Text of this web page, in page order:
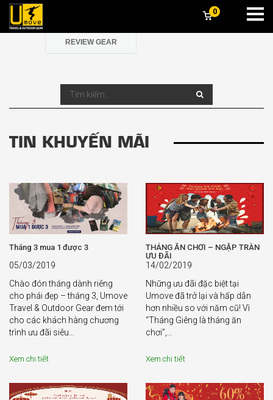
0
TIN HOẠT ĐỘNG
REVIEW GEAR
TIN KHUYẾN MÃI
Tháng 3 mua 1 được 3
05/03/2019
Chào đón tháng dành riêng
cho phái đẹp – tháng 3, Umove
Travel & Outdoor Gear đem tới
cho các khách hàng chương
trình ưu đãi siêu...
Xem chi tiết
THÁNG ĂN CHƠI – NGẬP TRÀN
ƯU ĐÃI
14/02/2019
Những ưu đãi đặc biệt tại
Umove đã trở lại và hấp dẫn
hơn nhiều so với năm cũ! Vì
“Tháng Giêng là tháng ăn
chơi”,...
Xem chi tiết